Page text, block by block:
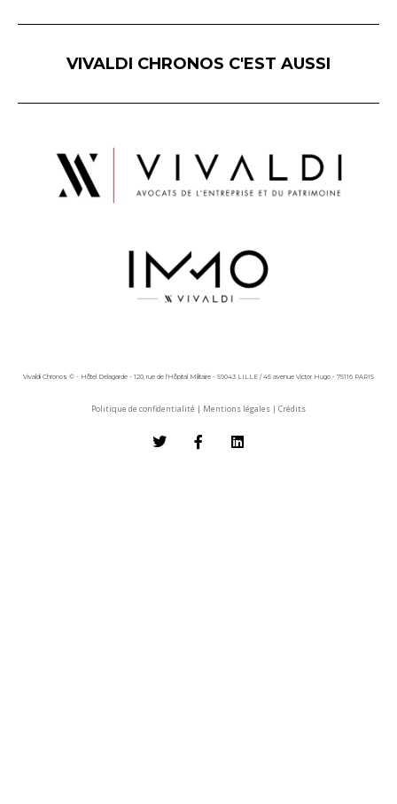
VIVALDI CHRONOS C'EST AUSSI
Vivaldi Chronos © - Hôtel Delagarde - 120, rue de l'Hôpital Militaire - 59043 LILLE / 45 avenue Victor Hugo - 75116 PARIS
Politique de confidentialité | Mentions légales | Crédits